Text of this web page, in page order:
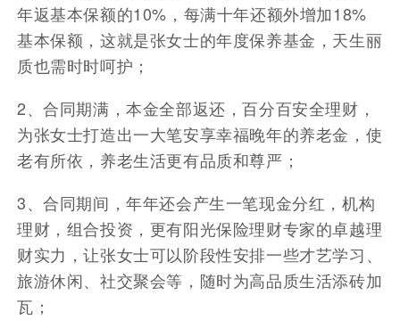
年返基本保额的10%，每满十年还额外增加18%
基本保额，这就是张女士的年度保养基金，天生丽
质也需时时呵护；
2、合同期满，本金全部返还，百分百安全理财，
为张女士打造出一大笔安享幸福晚年的养老金，使
老有所依，养老生活更有品质和尊严；
3、合同期间，年年还会产生一笔现金分红，机构
理财，组合投资，更有阳光保险理财专家的卓越理
财实力，让张女士可以阶段性安排一些才艺学习、
旅游休闲、社交聚会等，随时为高品质生活添砖加
瓦；